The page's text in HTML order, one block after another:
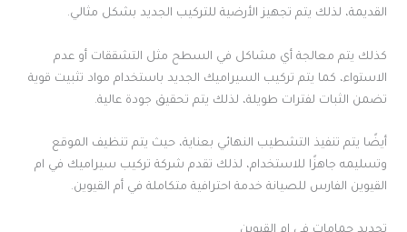
القديمة، لذلك يتم تجهيز الأرضية للتركيب الجديد بشكل مثالي.
كذلك يتم معالجة أي مشاكل في السطح مثل التشققات أو عدم
الاستواء، كما يتم تركيب السيراميك الجديد باستخدام مواد تثبيت قوية
تضمن الثبات لفترات طويلة، لذلك يتم تحقيق جودة عالية.
أيضًا يتم تنفيذ التشطيب النهائي بعناية، حيث يتم تنظيف الموقع
وتسليمه جاهزًا للاستخدام، لذلك تقدم شركة تركيب سيراميك في ام
القيوين الفارس للصيانة خدمة احترافية متكاملة في أم القيوين.